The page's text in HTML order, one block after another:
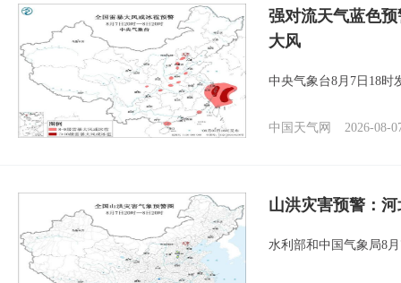
强对流天气蓝色
大风
中央气象台8月7日18时
中国天气网 2026-08-
山洪灾害预警：
水利部和中国气象局8